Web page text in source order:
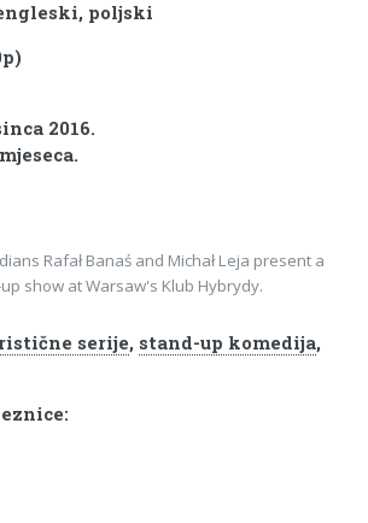
poljski
2016.
Rafał Banaś and Michał Leja present a
show at Warsaw's Klub Hybrydy.
serije, stand-up komedija,